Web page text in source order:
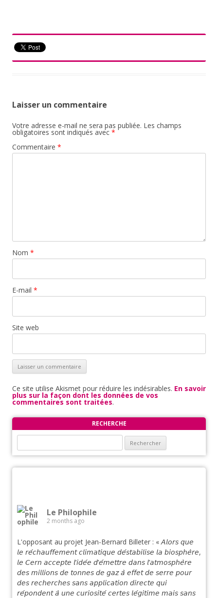
Laisser un commentaire
Votre adresse e-mail ne sera pas publiée. Les champs
obligatoires sont indiqués avec *
Commentaire *
Nom *
E-mail *
Site web
Ce site utilise Akismet pour réduire les indésirables. En savoir
plus sur la façon dont les données de vos
commentaires sont traitées.
RECHERCHE
Le Philophile
2 months ago
L'opposant au projet Jean-Bernard Billeter : « 𝘈𝘭𝘰𝘳𝘴 𝘲𝘶𝘦
𝘭𝘦 𝘳𝘦́𝘤𝘩𝘢𝘶𝘧𝘧𝘦𝘮𝘦𝘯𝘵 𝘤𝘭𝘪𝘮𝘢𝘵𝘪𝘲𝘶𝘦 𝘥𝘦́𝘴𝘵𝘢𝘣𝘪𝘭𝘪𝘴𝘦 𝘭𝘢 𝘣𝘪𝘰𝘴𝘱𝘩𝘦̀𝘳𝘦,
𝘭𝘦 𝘊𝘦𝘳𝘯 𝘢𝘤𝘤𝘦𝘱𝘵𝘦 𝘭’𝘪𝘥𝘦́𝘦 𝘥’𝘦́𝘮𝘦𝘵𝘵𝘳𝘦 𝘥𝘢𝘯𝘴 𝘭’𝘢𝘵𝘮𝘰𝘴𝘱𝘩𝘦̀𝘳𝘦
𝘥𝘦𝘴 𝘮𝘪𝘭𝘭𝘪𝘰𝘯𝘴 𝘥𝘦 𝘵𝘰𝘯𝘯𝘦𝘴 𝘥𝘦 𝘨𝘢𝘻 𝘢̀ 𝘦𝘧𝘧𝘦𝘵 𝘥𝘦 𝘴𝘦𝘳𝘳𝘦 𝘱𝘰𝘶𝘳
𝘥𝘦𝘴 𝘳𝘦𝘤𝘩𝘦𝘳𝘤𝘩𝘦𝘴 𝘴𝘢𝘯𝘴 𝘢𝘱𝘱𝘭𝘪𝘤𝘢𝘵𝘪𝘰𝘯 𝘥𝘪𝘳𝘦𝘤𝘵𝘦 𝘲𝘶𝘪
𝘳𝘦́𝘱𝘰𝘯𝘥𝘦𝘯𝘵 𝘢̀ 𝘶𝘯𝘦 𝘤𝘶𝘳𝘪𝘰𝘴𝘪𝘵𝘦́ 𝘤𝘦𝘳𝘵𝘦𝘴 𝘭𝘦́𝘨𝘪𝘵𝘪𝘮𝘦 𝘮𝘢𝘪𝘴 𝘴𝘢𝘯𝘴